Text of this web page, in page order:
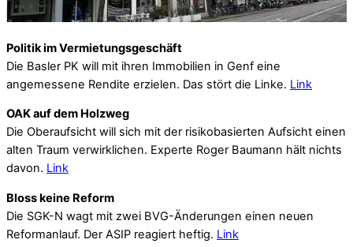
Politik im Vermietungsgeschäft
Die Basler PK will mit ihren Immobilien in Genf eine
angemessene Rendite erzielen. Das stört die Linke. Link
OAK auf dem Holzweg
Die Oberaufsicht will sich mit der risikobasierten Aufsicht einen
alten Traum verwirklichen. Experte Roger Baumann hält nichts
davon. Link
Bloss keine Reform
Die SGK-N wagt mit zwei BVG-Änderungen einen neuen
Reformanlauf. Der ASIP reagiert heftig. Link